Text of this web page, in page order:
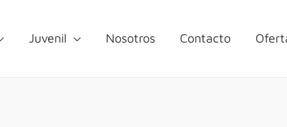
Juvenil Nosotros Contacto